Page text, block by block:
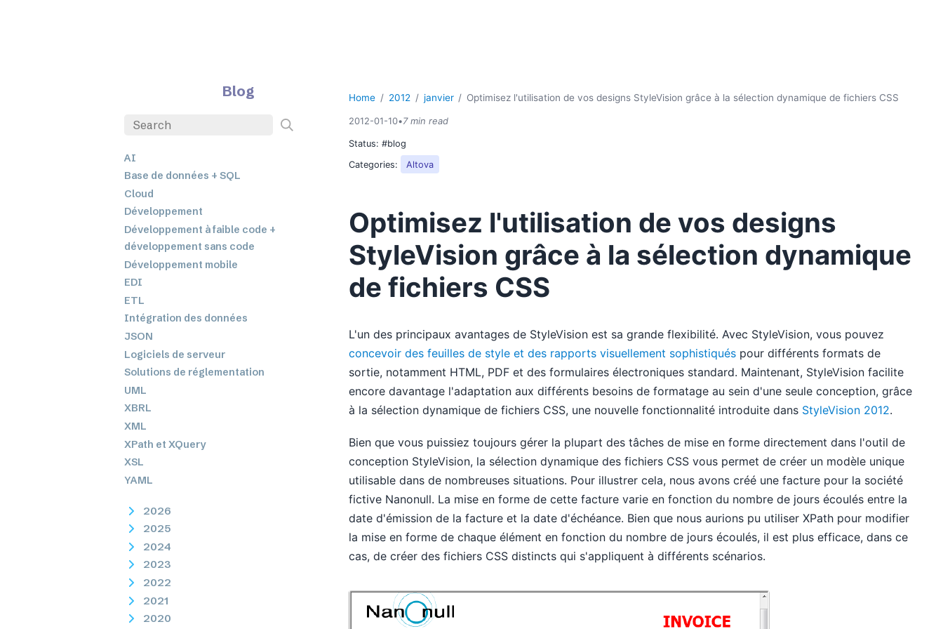
Blog
AI
Base de données + SQL
Cloud
Développement
Développement à faible code +
développement sans code
Développement mobile
EDI
ETL
Intégration des données
JSON
Logiciels de serveur
Solutions de réglementation
UML
XBRL
XML
XPath et XQuery
XSL
YAML
2026
2025
2024
2023
2022
2021
2020
Home 2012 janvier Optimisez l'utilisation de vos designs StyleVision grâce à la sélection dynamique de fichiers CSS
2012-01-10•7 min read
Status:#blog
Categories:
Altova
Optimisez l'utilisation de vos designs
StyleVision grâce à la sélection dynamique
de fichiers CSS
L'un des principaux avantages de StyleVision est sa grande flexibilité. Avec StyleVision, vous pouvez
concevoir des feuilles de style et des rapports visuellement sophistiqués pour différents formats de
sortie, notamment HTML, PDF et des formulaires électroniques standard. Maintenant, StyleVision facilite
encore davantage l'adaptation aux différents besoins de formatage au sein d'une seule conception, grâce
à la sélection dynamique de fichiers CSS, une nouvelle fonctionnalité introduite dans StyleVision 2012.
Bien que vous puissiez toujours gérer la plupart des tâches de mise en forme directement dans l'outil de
conception StyleVision, la sélection dynamique des fichiers CSS vous permet de créer un modèle unique
utilisable dans de nombreuses situations. Pour illustrer cela, nous avons créé une facture pour la société
fictive Nanonull. La mise en forme de cette facture varie en fonction du nombre de jours écoulés entre la
date d'émission de la facture et la date d'échéance. Bien que nous aurions pu utiliser XPath pour modifier
la mise en forme de chaque élément en fonction du nombre de jours écoulés, il est plus efficace, dans ce
cas, de créer des fichiers CSS distincts qui s'appliquent à différents scénarios.